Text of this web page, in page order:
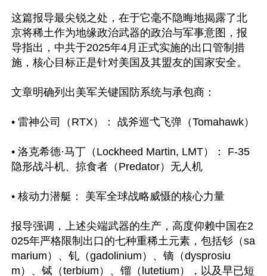
这篇报导最尖锐之处，在于它毫不隐晦地揭露了北
京将稀土作为地缘政治武器的政治与军事意图，报
导指出，中共于2025年4月正式实施的出口管制措
施，核心目标正是针对美国及其盟友的国家安全。
文章明确列出美军关键国防系统与承包商：
• 雷神公司（RTX）： 战斧巡弋飞弹（Tomahawk）
• 洛克希德·马丁（Lockheed Martin, LMT）： F-35
隐形战斗机、掠食者（Predator）无人机
• 核动力潜艇： 美军全球战略威慑的核心力量
报导强调，上述尖端武器的生产，高度仰赖中国在2
025年严格限制出口的七种重稀土元素，包括钐（sa
marium）、钆（gadolinium）、镝（dysprosiu
m）、铽（terbium）、镏（lutetium），以及早已短